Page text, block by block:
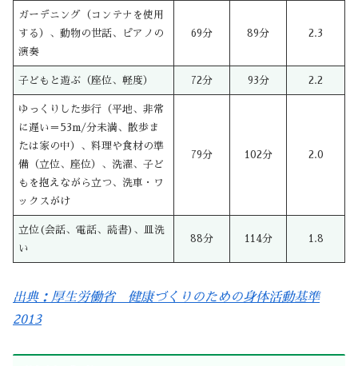
ガーデニング（コンテナを使用
する）、動物の世話、ピアノの
演奏
69分 89分 2.3
子どもと遊ぶ（座位、軽度） 72分 93分 2.2
ゆっくりした歩行（平地、非常
に遅い＝53m/分未満、散歩ま
たは家の中）、料理や食材の準
備（立位、座位）、洗濯、子ど
もを抱えながら立つ、洗車・ワ
ックスがけ
79分 102分 2.0
立位(会話、電話、読書)、皿洗
い
88分 114分 1.8
出典：厚生労働省 健康づくりのための身体活動基準
2013